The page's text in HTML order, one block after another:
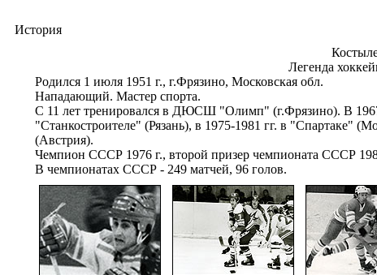
История
Легенда
Родился 1 июля 1951 г., г.Фрязино, Московская обл.
Нападающий. Мастер спорта.
С 11 лет тренировался в ДЮСШ "Олимп" (г.Фрязино). В
"Станкостроителе" (Рязань), в 1975-1981 гг. в "Спартаке"
(Австрия).
Чемпион СССР 1976 г., второй призер чемпионата СССР
В чемпионатах СССР - 249 матчей, 96 голов.